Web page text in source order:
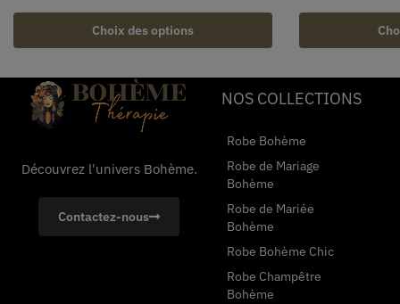
Choix des options
Découvrez l'univers Bohème.
Contactez-nous
NOS COLLECTIONS
Robe Bohème
Robe de Mariage
Bohème
Robe de Mariée
Bohème
Robe Bohème Chic
Robe Champêtre
Bohème